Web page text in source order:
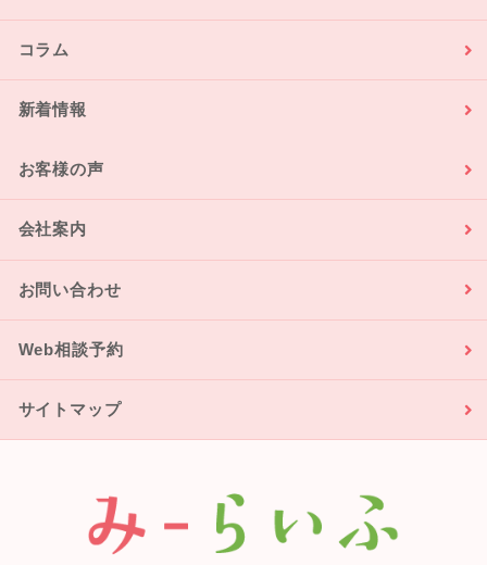
コラム
新着情報
お客様の声
会社案内
お問い合わせ
Web相談予約
サイトマップ